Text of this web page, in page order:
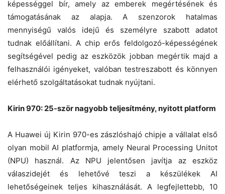
képességgel bír, amely az emberek megértésének és
támogatásának az alapja. A szenzorok hatalmas
mennyiségű valós idejű és személyre szabott adatot
tudnak előállítani. A chip erős feldolgozó-képességének
segítségével pedig az eszközök jobban megértik majd a
felhasználói igényeket, valóban testreszabott és könnyen
elérhető szolgáltatásokat tudnak nyújtani.
Kirin 970: 25-ször nagyobb teljesítmény, nyitott platform
A Huawei új Kirin 970-es zászlóshajó chipje a vállalat első
olyan mobil AI platformja, amely Neural Processing Unitot
(NPU) használ. Az NPU jelentősen javítja az eszköz
válaszidejét és lehetővé teszi a készülékek AI
lehetőségeinek teljes kihasználását. A legfejlettebb, 10